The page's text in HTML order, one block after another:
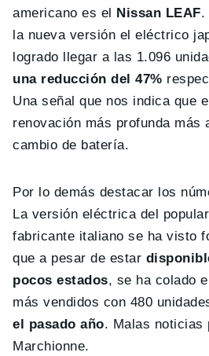
americano es el
Nissan LEAF.
la nueva versión el eléctrico
logrado llegar a las 1.096
una reducción del 47%
Una señal que nos indica que
renovación más profunda más
cambio de batería.
Por lo demás destacar los
La versión eléctrica del
fabricante italiano se ha visto
que a pesar de estar
pocos estados, se ha colado
más vendidos con 480
el pasado año. Malas noticias
Marchionne.